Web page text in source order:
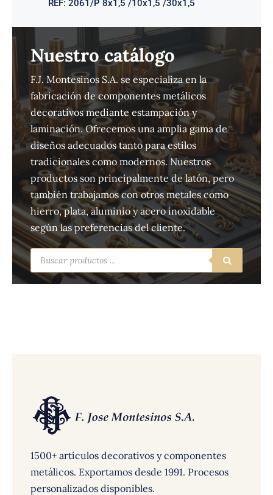
REF: 2061/P 8x1,5 /10x1,5 /30x1,5
Nuestro catálogo
F.J. Montesinos S.A. se especializa en la
fabricación de componentes metálicos
decorativos mediante estampación y
laminación. Ofrecemos una amplia gama de
diseños adecuados tanto para estilos
tradicionales como modernos. Nuestros
productos son principalmente de latón, pero
también trabajamos con otros metales como
hierro, plata, aluminio y acero inoxidable
según las preferencias del cliente.
Búsqueda
de
productos
1500+ artículos decorativos y componentes
metálicos. Exportamos desde 1991. Procesos
personalizados disponibles.